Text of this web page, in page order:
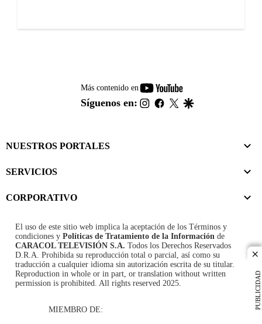
PUBLICIDAD
Más contenido en
youtube-
footer
Síguenos en: instagram
facebook
twitter
NUESTROS PORTALES
SERVICIOS
CORPORATIVO
El uso de este sitio web implica la aceptación de los Términos y
condiciones y Políticas de Tratamiento de la Información de
CARACOL TELEVISIÓN S.A. Todos los Derechos Reservados
D.R.A. Prohibida su reproducción total o parcial, así como su
traducción a cualquier idioma sin autorización escrita de su titular.
Reproduction in whole or in part, or translation without written
permission is prohibited. All rights reserved 2025.
MIEMBRO DE: